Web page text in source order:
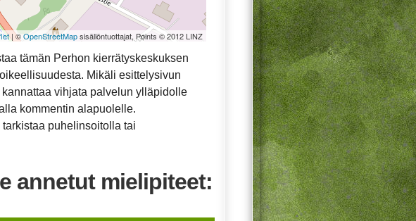
| ©OpenStreetMapsisällöntuottajat, Points © 2012 LINZ
tämän Perhon kierrätyskeskuksen
Mikäli esittelysivun
vihjata palvelun ylläpidolle
kommentin alapuolelle.
puhelinsoitolla tai
annetut mielipiteet: